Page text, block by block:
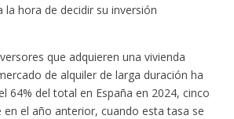
la hora de decidir su inversión
que adquieren una vivienda
de alquiler de larga duración ha
64% del total en España en 2024, cinco
el año anterior, cuando esta tasa se